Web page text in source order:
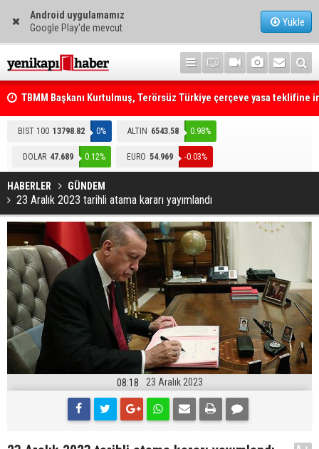
Android uygulamamız
Google Play'de mevcut
Yükle
attı
Telefonla arayıp "RTÜK'ten geliyoruz" dediler: Medyayı hedef alan
akılalmaz tuzak ifşa oldu
BIST 100 13798.82 0% ALTIN 6543.58 0.98%
DOLAR 47.689 0.12% EURO 54.969 -0.03%
HABERLER GÜNDEM
23 Aralık 2023 tarihli atama kararı yayımlandı
08:18 23 Aralık 2023